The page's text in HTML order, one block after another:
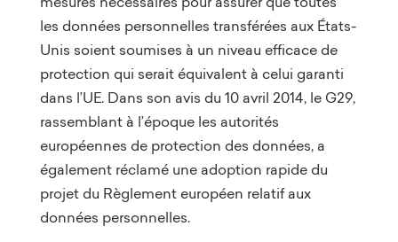
les données personnelles transférées aux États-
Unis soient soumises à un niveau efficace de
protection qui serait équivalent à celui garanti
dans l’UE. Dans son avis du 10 avril 2014, le G29,
rassemblant à l’époque les autorités
européennes de protection des données, a
également réclamé une adoption rapide du
projet du Règlement européen relatif aux
données personnelles.